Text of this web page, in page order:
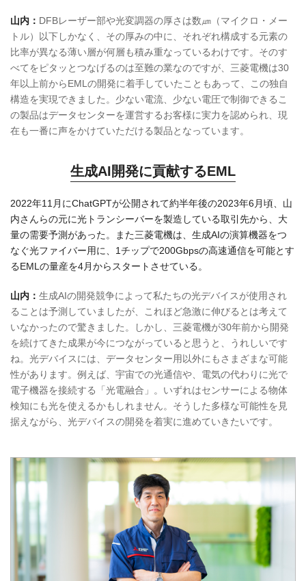
山内： DFBレーザー部や光変調器の厚さは数㎛（マイクロ・メー
トル）以下しかなく、その厚みの中に、それぞれ構成する元素の
比率が異なる薄い層が何層も積み重なっているわけです。そのす
べてをピタッとつなげるのは至難の業なのですが、三菱電機は30
年以上前からEMLの開発に着手していたこともあって、この独自
構造を実現できました。少ない電流、少ない電圧で制御できるこ
の製品はデータセンターを運営するお客様に実力を認められ、現
在も一番に声をかけていただける製品となっています。
生成AI開発に貢献するEML
2022年11月にChatGPTが公開されて約半年後の2023年6月頃、山
内さんらの元に光トランシーバーを製造している取引先から、大
量の需要予測があった。また三菱電機は、生成AIの演算機器をつ
なぐ光ファイバー用に、1チップで200Gbpsの高速通信を可能とす
るEMLの量産を4月からスタートさせている。
山内： 生成AIの開発競争によって私たちの光デバイスが使用され
ることは予測していましたが、これほど急激に伸びるとは考えて
いなかったので驚きました。しかし、三菱電機が30年前から開発
を続けてきた成果が今につながっていると思うと、うれしいです
ね。光デバイスには、データセンター用以外にもさまざまな可能
性があります。例えば、宇宙での光通信や、電気の代わりに光で
電子機器を接続する「光電融合」。いずれはセンサーによる物体
検知にも光を使えるかもしれません。そうした多様な可能性を見
据えながら、光デバイスの開発を着実に進めていきたいです。